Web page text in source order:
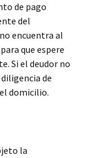
de pago
del
encuentra al
que espere
Si el deudor no
de
domicilio.
la